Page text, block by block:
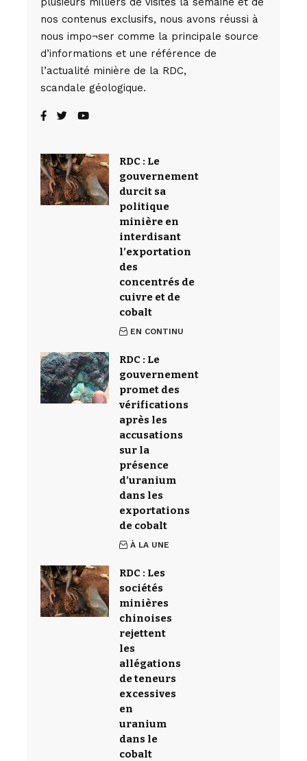
nos contenus exclusifs, nous avons réussi à
nous impo¬ser comme la principale source
d’informations et une référence de
l’actualité minière de la RDC,
scandale géologique.
RDC : Le
gouvernement
durcit sa
politique
minière en
interdisant
l’exportation
des
concentrés de
cuivre et de
cobalt
EN CONTINU
RDC : Le
gouvernement
promet des
vérifications
après les
accusations
sur la
présence
d’uranium
dans les
exportations
de cobalt
À LA UNE
RDC : Les
sociétés
minières
chinoises
rejettent
les
allégations
de teneurs
excessives
en
uranium
dans le
cobalt